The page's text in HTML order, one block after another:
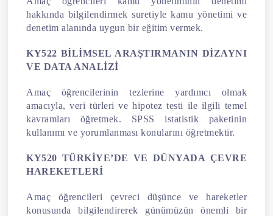
hakkında bilgilendirmek suretiyle kamu yönetimi ve
denetim alanında uygun bir eğitim vermek.
KY522 BİLİMSEL ARAŞTIRMANIN DİZAYNI
VE DATA ANALİZİ
Amaç öğrencilerinin tezlerine yardımcı olmak
amacıyla, veri türleri ve hipotez testi ile ilgili temel
kavramları öğretmek. SPSS istatistik paketinin
kullanımı ve yorumlanması konularını öğretmektir.
KY520 TÜRKİYE’DE VE DÜNYADA ÇEVRE
HAREKETLERİ
Amaç öğrencileri çevreci düşünce ve hareketler
konusunda bilgilendirerek günümüzün önemli bir